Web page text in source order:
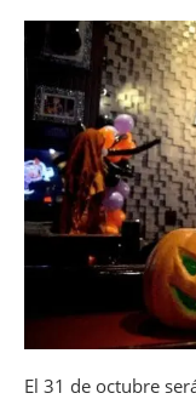
El 31 de octubre